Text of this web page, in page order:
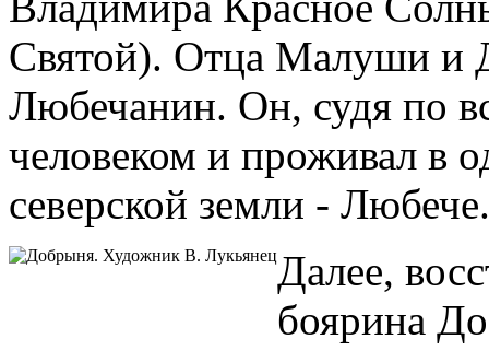
Святой). Отца Малуши и
Любечанин. Он, судя по
человеком и проживал в
северской земли - Любече.
Далее,
боярина